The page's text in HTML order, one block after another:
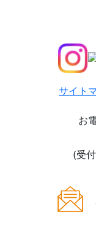
サイト
お
(受